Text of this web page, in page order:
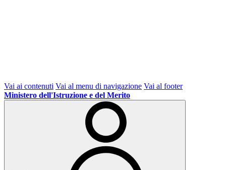
Vai ai contenuti Vai al menu di navigazione Vai al footer
Ministero dell'Istruzione e del Merito